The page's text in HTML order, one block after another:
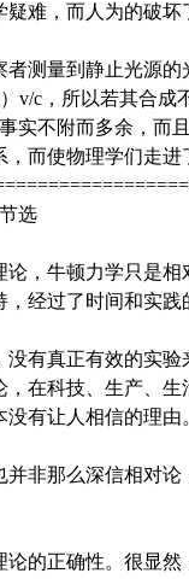
难，而人为的破坏
测量到静止光源的
v/c，所以若其合
实不附而多余，而
而使物理学们走进
选
，牛顿力学只是
经过了时间和实
有真正有效的实验
在科技、生产、
有让人相信的理由
非那么深信相对
的正确性。很显